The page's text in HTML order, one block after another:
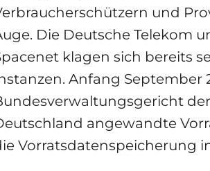
und
Die Deutsche Telekom
klagen sich bereits
Anfang September
angewandte
Vorratsdatenspeicherung